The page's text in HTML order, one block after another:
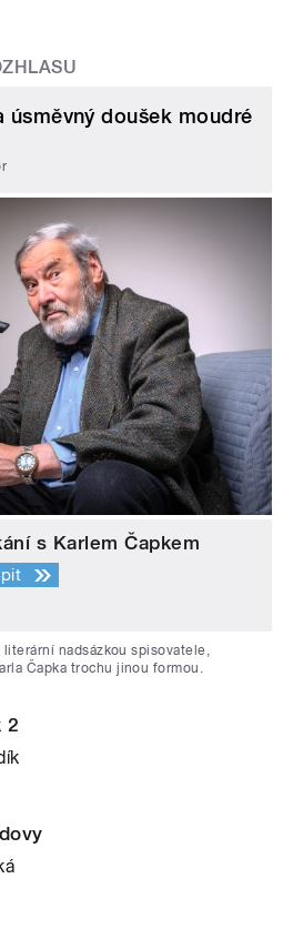
úsměvný doušek moudré
s Karlem Čapkem
nadsázkou spisovatele,
Čapka trochu jinou formou.
2